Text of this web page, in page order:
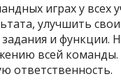
играх у всех
улучшить
и функции.
всей
ответственность.